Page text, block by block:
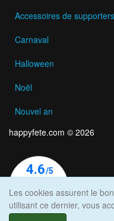
Accessoires de supporters
Carnaval
Halloween
Noël
Nouvel an
happyfete.com © 2026
Les cookies assurent le
utilisant ce dernier, vous